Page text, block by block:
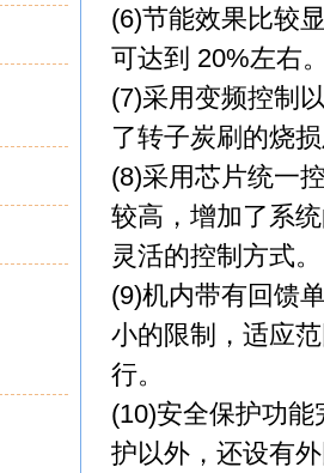
(6)节能效果比较
可达到 20%左右
(7)采用变频控制
了转子炭刷的烧
(8)采用芯片统一
较高，增加了系
灵活的控制方式。
(9)机内带有回馈
小的限制，适应
行。
(10)安全保护功
护以外，还设有